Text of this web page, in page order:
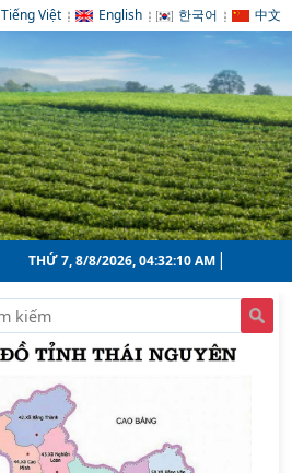
Tiếng Việt English 한국어 中文
THỨ 7, 8/8/2026, 04:32:11 AM